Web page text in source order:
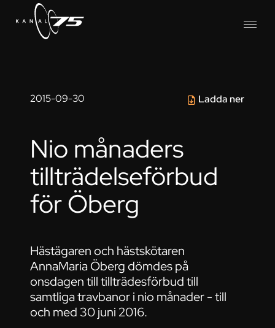
2015-09-30 Ladda ner
Nio månaders
tillträdelseförbud
för Öberg
Hästägaren och hästskötaren
AnnaMaria Öberg dömdes på
onsdagen till tillträdesförbud till
samtliga travbanor i nio månader - till
och med 30 juni 2016.